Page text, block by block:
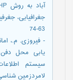
63-74
یابی محل دفن
سیستم